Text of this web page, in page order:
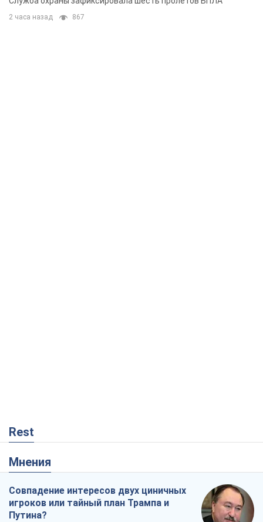
2 часа назад 867
Rest
Мнения
Совпадение интересов двух циничных
игроков или тайный план Трампа и
Путина?